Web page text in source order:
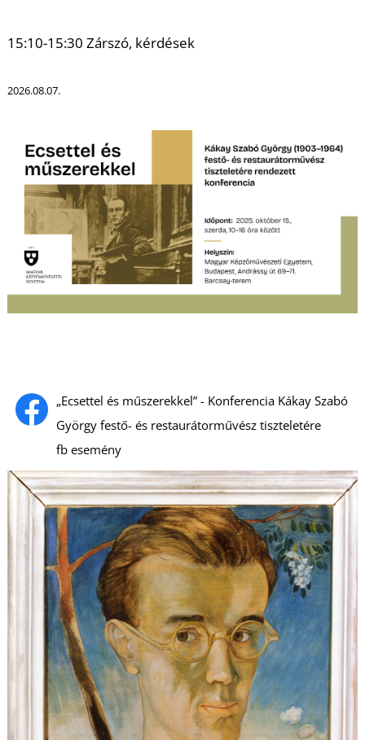
„Ecsettel és műszerekkel” - Konferencia Kákay Szabó
György festő- és restaurátorművész tiszteletére
fb esemény
15:10-15:30 Zárszó, kérdések
2026.08.07.